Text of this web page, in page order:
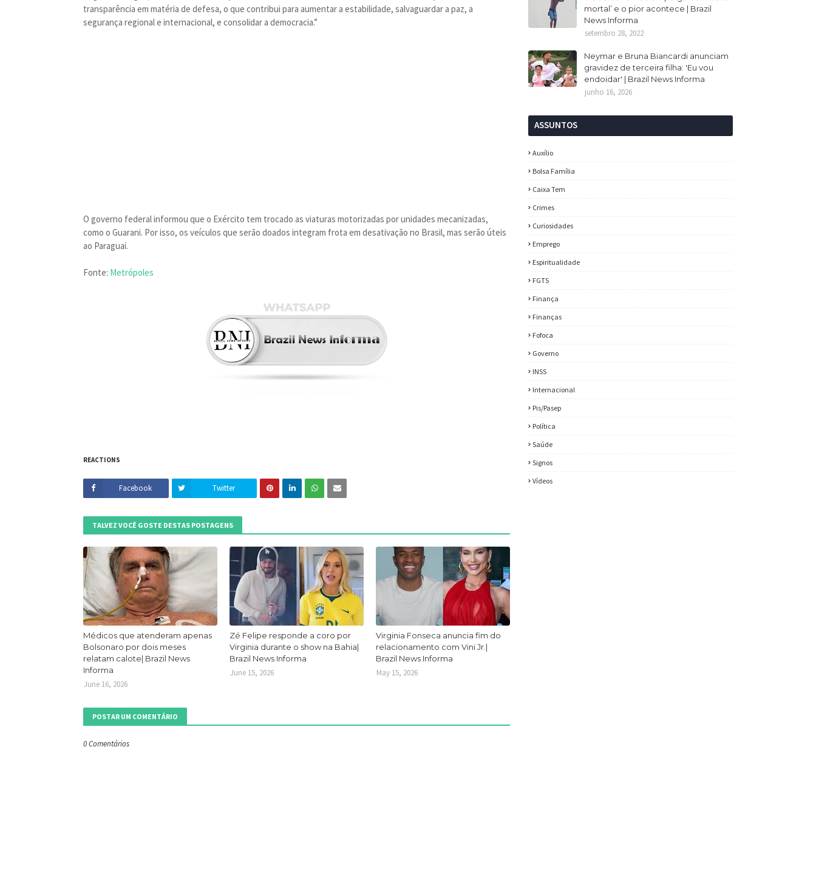
transparência em matéria de defesa, o que contribui para aumentar a estabilidade, salvaguardar a paz, a
segurança regional e internacional, e consolidar a democracia.”
O governo federal informou que o Exército tem trocado as viaturas motorizadas por unidades mecanizadas,
como o Guarani. Por isso, os veículos que serão doados integram frota em desativação no Brasil, mas serão úteis
ao Paraguai.
Fonte: Metrópoles
REACTIONS
Facebook Twitter
TALVEZ VOCÊ GOSTE DESTAS POSTAGENS
Médicos que atenderam apenas
Bolsonaro por dois meses
relatam calote| Brazil News
Informa
June 16, 2026
Zé Felipe responde a coro por
Virginia durante o show na Bahia|
Brazil News Informa
June 15, 2026
Virginia Fonseca anuncia fim do
relacionamento com Vini Jr.|
Brazil News Informa
May 15, 2026
POSTAR UM COMENTÁRIO
0 Comentários
mortal’ e o pior acontece | Brazil
News Informa
setembro 28, 2022
Neymar e Bruna Biancardi anunciam
gravidez de terceira filha: 'Eu vou
endoidar' | Brazil News Informa
junho 16, 2026
ASSUNTOS
Auxílio
Bolsa Família
Caixa Tem
Crimes
Curiosidades
Emprego
Espiritualidade
FGTS
Finança
Finanças
Fofoca
Governo
INSS
Internacional
Pis/Pasep
Política
Saúde
Signos
Vídeos